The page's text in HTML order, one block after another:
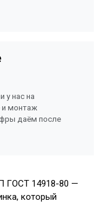
у нас на
и монтаж
даём после
ГОСТ 14918-80 —
который